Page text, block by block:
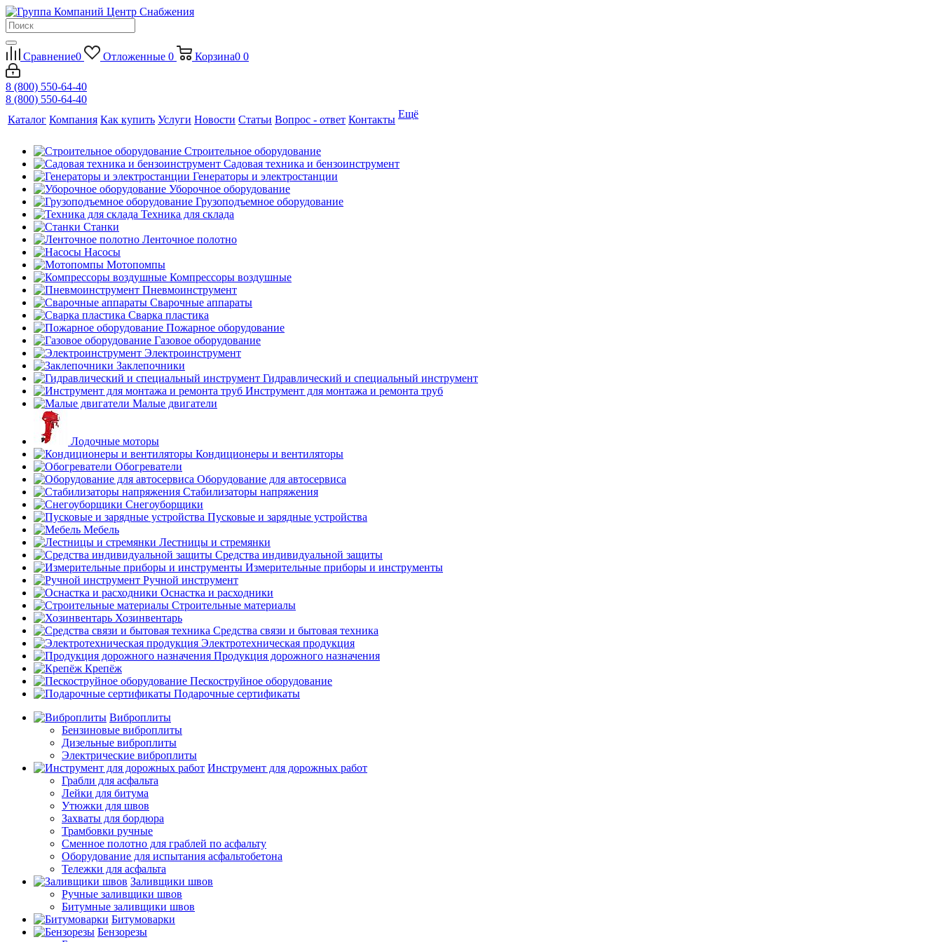
Сравнение0 Отложенные 0 Корзина0 0
8 (800) 550-64-40
8 (800) 550-64-40
Каталог Компания Как купить Услуги Новости Статьи Вопрос - ответ Контакты Ещё
Строительное оборудование
Садовая техника и бензоинструмент
Генераторы и электростанции
Уборочное оборудование
Грузоподъемное оборудование
Техника для склада
Станки
Ленточное полотно
Насосы
Мотопомпы
Компрессоры воздушные
Пневмоинструмент
Сварочные аппараты
Сварка пластика
Пожарное оборудование
Газовое оборудование
Электроинструмент
Заклепочники
Гидравлический и специальный инструмент
Инструмент для монтажа и ремонта труб
Малые двигатели
Лодочные моторы
Кондиционеры и вентиляторы
Обогреватели
Оборудование для автосервиса
Стабилизаторы напряжения
Снегоуборщики
Пусковые и зарядные устройства
Мебель
Лестницы и стремянки
Средства индивидуальной защиты
Измерительные приборы и инструменты
Ручной инструмент
Оснастка и расходники
Строительные материалы
Хозинвентарь
Средства связи и бытовая техника
Электротехническая продукция
Продукция дорожного назначения
Крепёж
Пескоструйное оборудование
Подарочные сертификаты
Виброплиты
Бензиновые виброплиты
Дизельные виброплиты
Электрические виброплиты
Инструмент для дорожных работ
Грабли для асфальта
Лейки для битума
Утюжки для швов
Захваты для бордюра
Трамбовки ручные
Сменное полотно для граблей по асфальту
Оборудование для испытания асфальтобетона
Тележки для асфальта
Заливщики швов
Ручные заливщики швов
Битумные заливщики швов
Битумоварки
Бензорезы